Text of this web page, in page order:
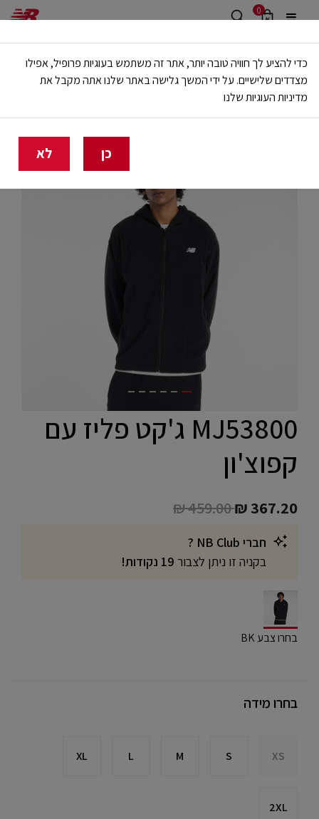
0
משלוח חינם מעל 499 ש"ח
🔥 20% הנחה על כל הביגוד באתר ובחנויות - לזמן מוגבל
בית גברים בגדים ג'קטים
MJ53800 ג'קט פליז עם
קפוצ'ון
Price reduced from
₪ 459.00to
₪ 367.20
חברי NB Club ?
בקניה זו ניתן לצבור
selected
בחרו צבע BK
בחרו מידה
XS
S
M
L
XL
2XL
כדי להציע לך חוויה טובה יותר, אתר זה משתמש בעוגיות פרופיל, אפילו
מצדדים שלישיים. על ידי המשך גלישה באתר שלנו אתה מקבל את
מדיניות העוגיות שלנו
כן לא